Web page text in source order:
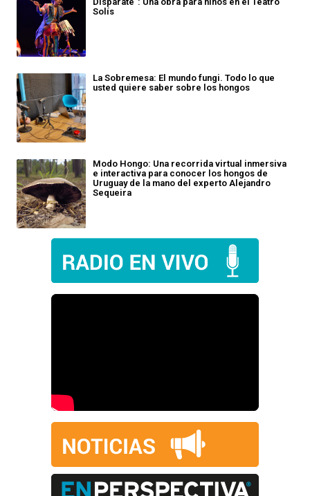
Solís
La Sobremesa: El mundo fungi. Todo lo que
usted quiere saber sobre los hongos
Modo Hongo: Una recorrida virtual inmersiva
e interactiva para conocer los hongos de
Uruguay de la mano del experto Alejandro
Sequeira